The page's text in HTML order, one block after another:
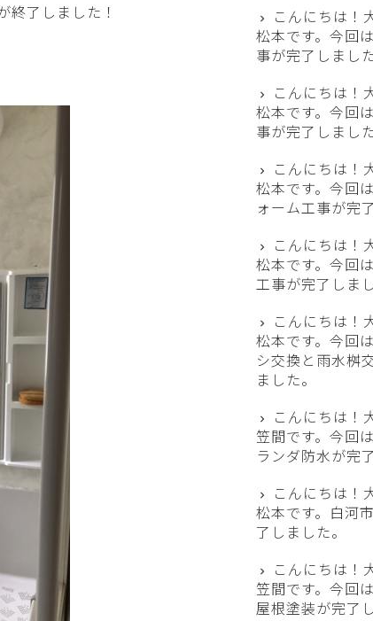
了しました！
こんにちは！
松本です。今回
事が完了しました
こんにちは！
松本です。今回
事が完了しました
こんにちは！
松本です。今回
ォーム工事が完
こんにちは！
松本です。今回
工事が完了しまし
こんにちは！
松本です。今回
シ交換と雨水桝
ました。
こんにちは！
笠間です。今回
ランダ防水が完
こんにちは！
松本です。白河
了しました。
こんにちは！
笠間です。今回
屋根塗装が完了